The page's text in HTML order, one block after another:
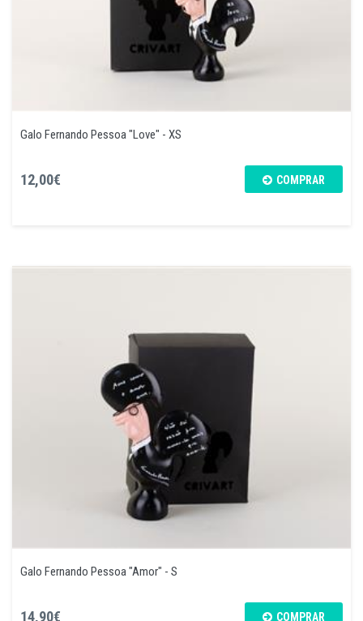
Galo Fernando Pessoa "Love" - XS
12,00€ COMPRAR
Galo Fernando Pessoa "Amor" - S
14,90€ COMPRAR